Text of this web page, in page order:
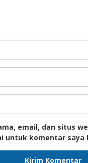
email, dan situs
untuk komentar saya